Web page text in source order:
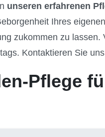
unseren erfahrenen
Ihres
zukommen zu
Kontaktieren Sie
Pflege